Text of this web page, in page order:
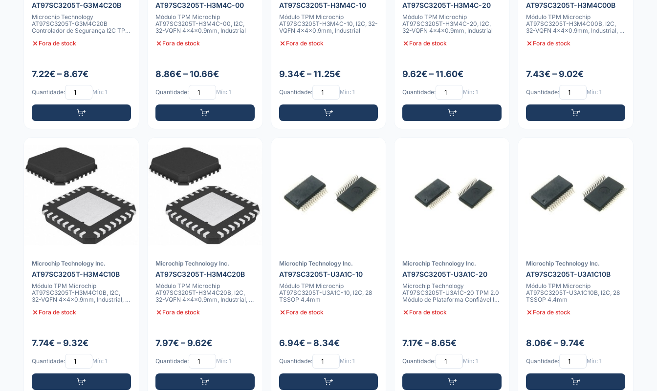
AT97SC3205T-G3M4C20B
Microchip Technology
AT97SC3205T-G3M4C20B
Controlador de Segurança I2C TPM
Fora de stock
7.22€ – 8.67€
Quantidade: Mín: 1
AT97SC3205T-H3M4C-00
Módulo TPM Microchip
AT97SC3205T-H3M4C-00, I2C,
32-VQFN 4x4x0.9mm, Industrial
Fora de stock
8.86€ – 10.66€
Quantidade: Mín: 1
AT97SC3205T-H3M4C-10
Módulo TPM Microchip
AT97SC3205T-H3M4C-10, I2C, 32-
VQFN 4x4x0.9mm, Industrial
Fora de stock
9.34€ – 11.25€
Quantidade: Mín: 1
AT97SC3205T-H3M4C-20
Módulo TPM Microchip
AT97SC3205T-H3M4C-20, I2C,
32-VQFN 4x4x0.9mm, Industrial
Fora de stock
9.62€ – 11.60€
Quantidade: Mín: 1
AT97SC3205T-H3M4C00B
Módulo TPM Microchip
AT97SC3205T-H3M4C00B, I2C,
32-VQFN 4x4x0.9mm, Industrial, a
Fora de stock
7.43€ – 9.02€
Quantidade: Mín: 1
Microchip Technology Inc.
AT97SC3205T-H3M4C10B
Módulo TPM Microchip
AT97SC3205T-H3M4C10B, I2C,
32-VQFN 4x4x0.9mm, Industrial, a
Fora de stock
7.74€ – 9.32€
Quantidade: Mín: 1
Microchip Technology Inc.
AT97SC3205T-H3M4C20B
Módulo TPM Microchip
AT97SC3205T-H3M4C20B, I2C,
32-VQFN 4x4x0.9mm, Industrial, a
Fora de stock
7.97€ – 9.62€
Quantidade: Mín: 1
Microchip Technology Inc.
AT97SC3205T-U3A1C-10
Módulo TPM Microchip
AT97SC3205T-U3A1C-10, I2C, 28
TSSOP 4.4mm
Fora de stock
6.94€ – 8.34€
Quantidade: Mín: 1
Microchip Technology Inc.
AT97SC3205T-U3A1C-20
Microchip Technology
AT97SC3205T-U3A1C-20 TPM 2.0
Módulo de Plataforma Confiável IC
Fora de stock
7.17€ – 8.65€
Quantidade: Mín: 1
Microchip Technology Inc.
AT97SC3205T-U3A1C10B
Módulo TPM Microchip
AT97SC3205T-U3A1C10B, I2C, 28
TSSOP 4.4mm
Fora de stock
8.06€ – 9.74€
Quantidade: Mín: 1